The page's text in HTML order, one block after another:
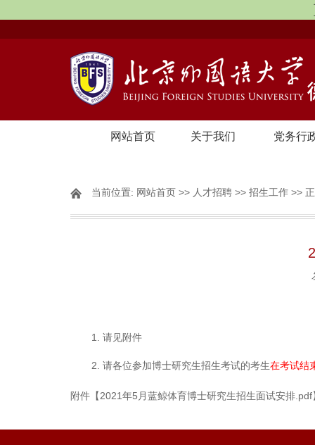
网站首页 关于我们 党务行
当前位置: 网站首页 >> 人才招聘 >> 招生工作 >>
1. 请见附件
2. 请各位参加博士研究生招生考试的考生在考试结
附件【2021年5月蓝鲸体育博士研究生招生面试安排.pdf